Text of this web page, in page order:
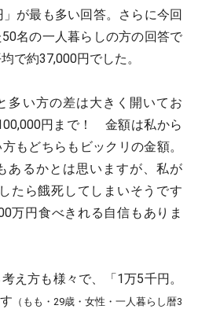
」が最も多い回答。さらに今回
名の一人暮らしの方の回答で
で約37,000円でした。
多い方の差は大きく開いてお
円 まで！ 金額は私から
もどちらもビックリの金額。
あるかとは思いますが、私が
たら餓死してしまいそうです
万円食べきれる自信もありま
え方も様々で、「1万5千円。
（もも・29歳・女性・一人暮らし暦3